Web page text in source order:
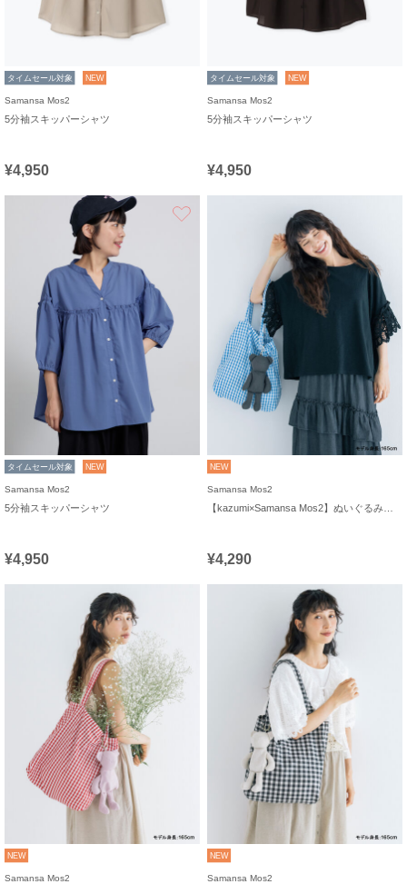
タイムセール対象 NEW
Samansa Mos2
5分袖スキッパーシャツ
¥4,950
タイムセール対象 NEW
Samansa Mos2
5分袖スキッパーシャツ
¥4,950
タイムセール対象 NEW
Samansa Mos2
5分袖スキッパーシャツ
¥4,950
NEW
Samansa Mos2
¥4,290
NEW
Samansa Mos2
NEW
Samansa Mos2